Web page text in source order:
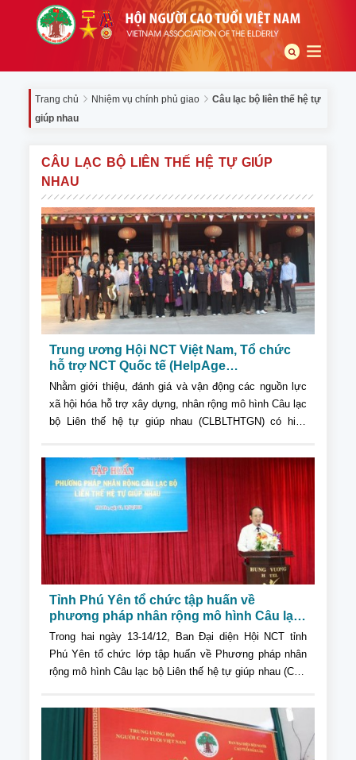
Trang chủ Nhiệm vụ chính phủ giao
Câu lạc bộ liên thế hệ tự
giúp nhau
CÂU LẠC BỘ LIÊN THẾ HỆ TỰ GIÚP
NHAU
Trung ương Hội NCT Việt Nam, Tổ chức
hỗ trợ NCT Quốc tế (HelpAge
International): Thăm, đánh giá mô hình
CLBLTHTGN và dự Hội nghị sơ kết Dự án
Hỗ trợ NCT thiệt thòi thông qua nhân rộng
CLBLTHTGN (VIE070) tại tỉnh Hưng Yên
Nhằm giới thiệu, đánh giá và vận động các nguồn lực
xã hội hóa hỗ trợ xây dựng, nhân rộng mô hình Câu lạc
bộ Liên thế hệ tự giúp nhau (CLBLTHTGN) có hiệu
Tỉnh Phú Yên tổ chức tập huấn về
phương pháp nhân rộng mô hình Câu lạc
bộ Liên thế hệ tự giúp nhau
Trong hai ngày 13-14/12, Ban Đại diện Hội NCT tỉnh
Phú Yên tổ chức lớp tập huấn về Phương pháp nhân
rộng mô hình Câu lạc bộ Liên thế hệ tự giúp nhau (CLB